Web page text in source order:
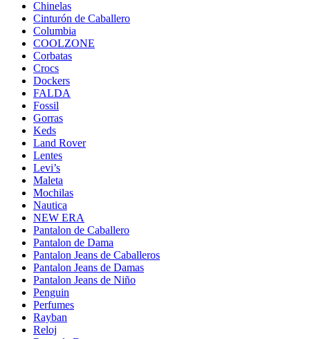
Chinelas
Cinturón de Caballero
Columbia
COOLZONE
Corbatas
Crocs
Dockers
FALDA
Fossil
Gorras
Keds
Land Rover
Lentes
Levi’s
Maleta
Mochilas
Nautica
NEW ERA
Pantalon de Caballero
Pantalon de Dama
Pantalon Jeans de Caballeros
Pantalon Jeans de Damas
Pantalon Jeans de Niño
Penguin
Perfumes
Rayban
Reloj